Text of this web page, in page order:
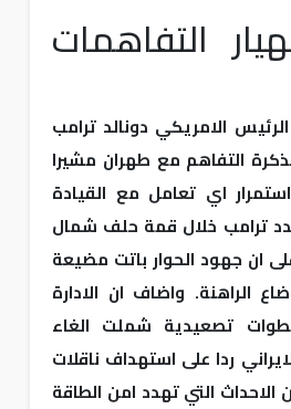
التفاهمات
الامريكي دونالد ترامب
التفاهم مع طهران مشيرا
اي تعامل مع القيادة
ترامب خلال قمة حلف شمال
ان جهود الحوار باتت مضيعة
الراهنة. واضاف ان الادارة
تصعيدية شملت الغاء
ردا على استهداف ناقلات
التي تهدد امن الطاقة